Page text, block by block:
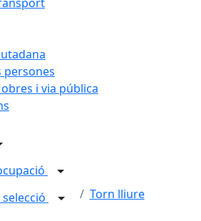
persones
i via pública
Torn lliure